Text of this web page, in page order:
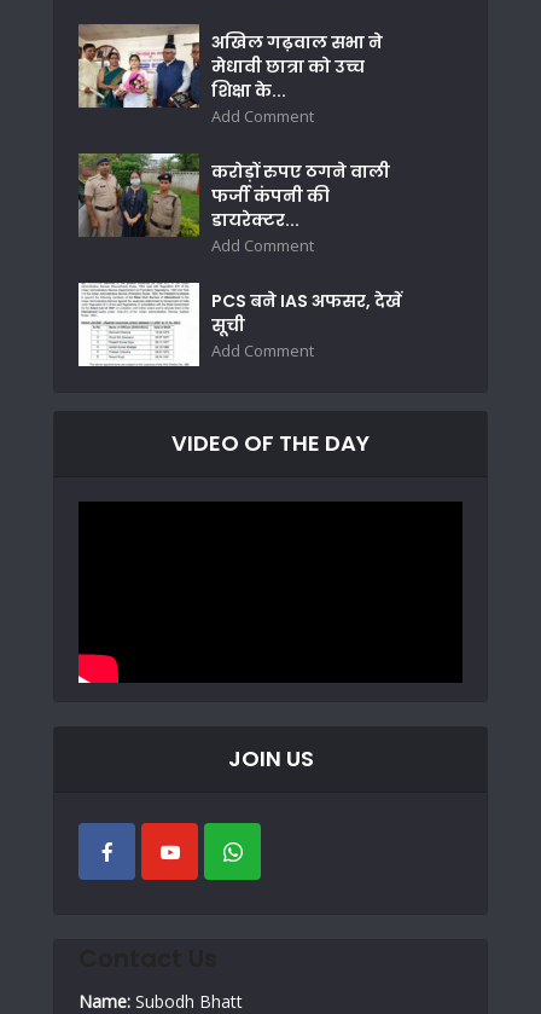
अखिल गढ़वाल सभा ने
मेधावी छात्रा को उच्च
शिक्षा के...
Add Comment
करोड़ों रुपए ठगने वाली
फर्जी कंपनी की
डायरेक्टर...
Add Comment
PCS बने IAS अफसर, देखें
सूची
Add Comment
VIDEO OF THE DAY
JOIN US
Name: Subodh Bhatt